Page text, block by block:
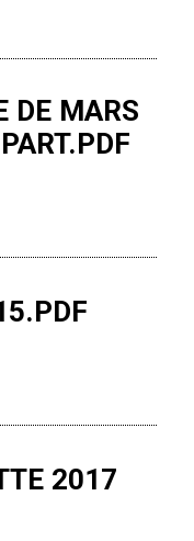
DE MARS
2017